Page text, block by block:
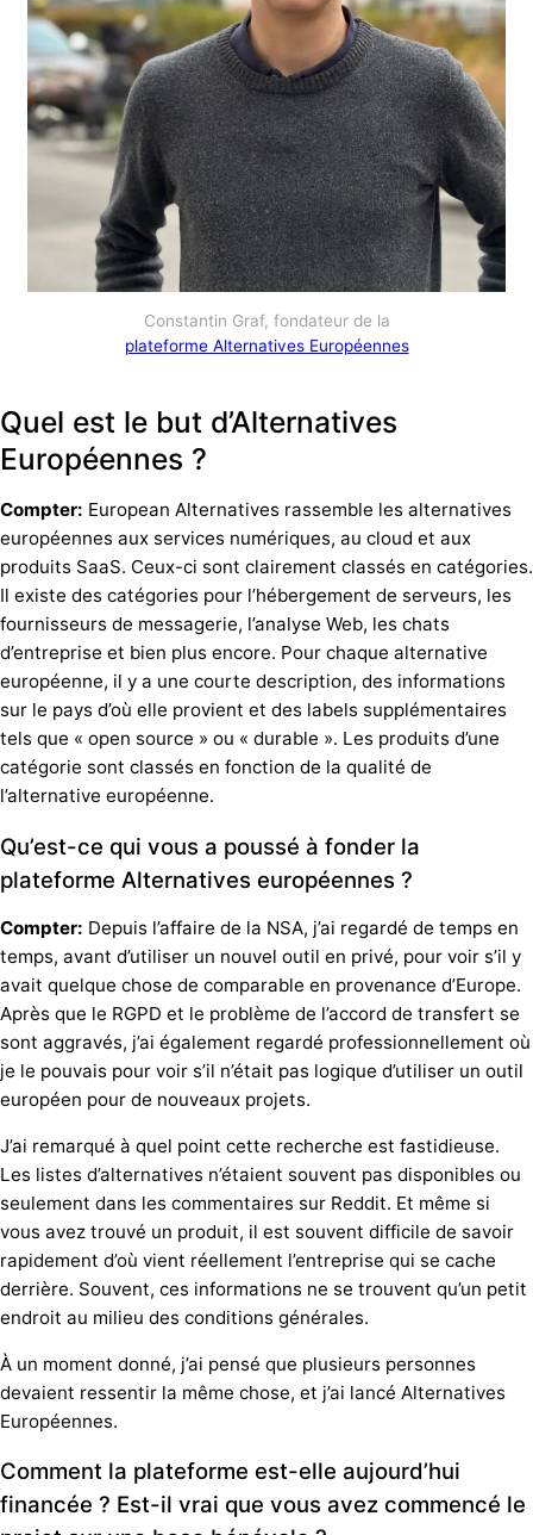
Constantin Graf, fondateur de la
plateforme Alternatives Européennes
Quel est le but d’Alternatives
Européennes ?
Compter: European Alternatives rassemble les alternatives
européennes aux services numériques, au cloud et aux
produits SaaS. Ceux-ci sont clairement classés en catégories.
Il existe des catégories pour l’hébergement de serveurs, les
fournisseurs de messagerie, l’analyse Web, les chats
d’entreprise et bien plus encore. Pour chaque alternative
européenne, il y a une courte description, des informations
sur le pays d’où elle provient et des labels supplémentaires
tels que « open source » ou « durable ». Les produits d’une
catégorie sont classés en fonction de la qualité de
l’alternative européenne.
Qu’est-ce qui vous a poussé à fonder la
plateforme Alternatives européennes ?
Compter: Depuis l’affaire de la NSA, j’ai regardé de temps en
temps, avant d’utiliser un nouvel outil en privé, pour voir s’il y
avait quelque chose de comparable en provenance d’Europe.
Après que le RGPD et le problème de l’accord de transfert se
sont aggravés, j’ai également regardé professionnellement où
je le pouvais pour voir s’il n’était pas logique d’utiliser un outil
européen pour de nouveaux projets.
J’ai remarqué à quel point cette recherche est fastidieuse.
Les listes d’alternatives n’étaient souvent pas disponibles ou
seulement dans les commentaires sur Reddit. Et même si
vous avez trouvé un produit, il est souvent difficile de savoir
rapidement d’où vient réellement l’entreprise qui se cache
derrière. Souvent, ces informations ne se trouvent qu’un petit
endroit au milieu des conditions générales.
À un moment donné, j’ai pensé que plusieurs personnes
devaient ressentir la même chose, et j’ai lancé Alternatives
Européennes.
Comment la plateforme est-elle aujourd’hui
financée ? Est-il vrai que vous avez commencé le